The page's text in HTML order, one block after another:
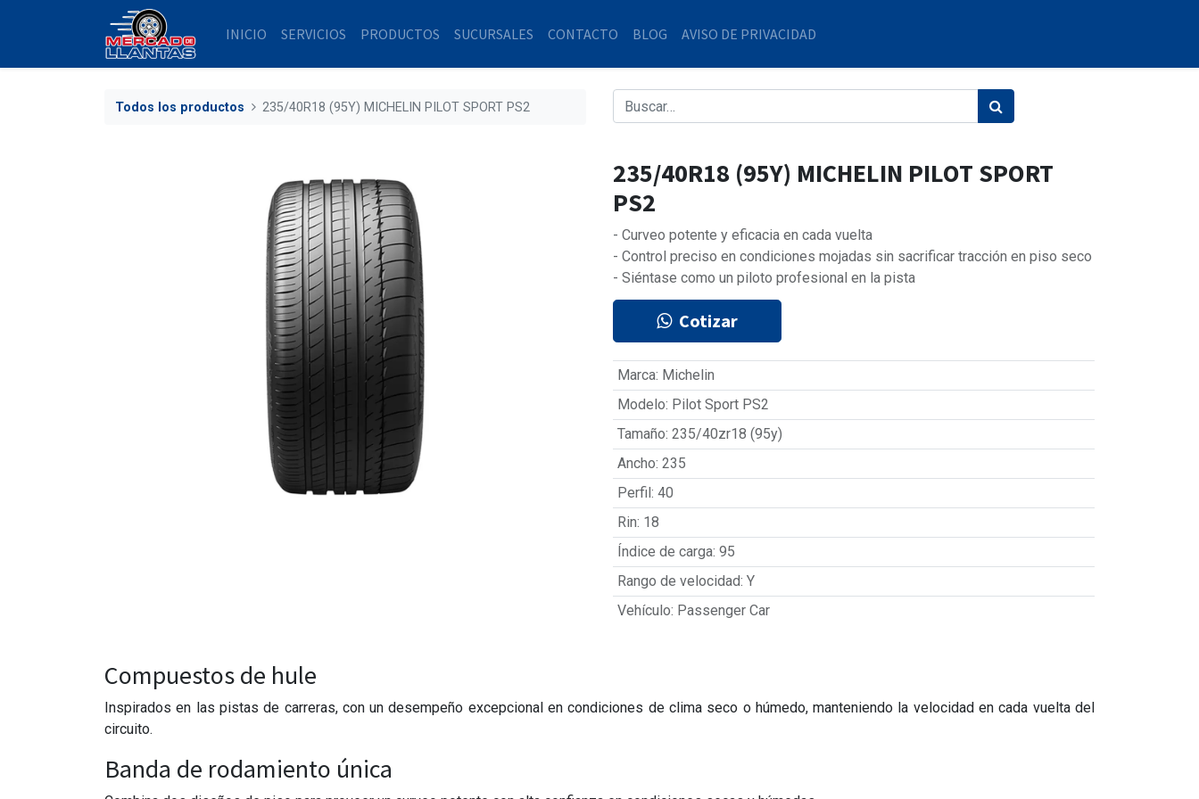
INICIO SERVICIOS PRODUCTOS SUCURSALES CONTACTO BLOG AVISO DE PRIVACIDAD
Todos los productos 235/40R18 (95Y) MICHELIN PILOT SPORT PS2
235/40R18 (95Y) MICHELIN PILOT SPORT
PS2
- Curveo potente y eficacia en cada vuelta
- Control preciso en condiciones mojadas sin sacrificar tracción en piso seco
- Siéntase como un piloto profesional en la pista
Cotizar
Marca: Michelin
Modelo: Pilot Sport PS2
Tamaño: 235/40zr18 (95y)
Ancho: 235
Perfil: 40
Rin: 18
Índice de carga: 95
Rango de velocidad: Y
Vehículo: Passenger Car
Compuestos de hule
Inspirados en las pistas de carreras, con un desempeño excepcional en condiciones de clima seco o húmedo, manteniendo la velocidad en cada vuelta del
circuito.
Banda de rodamiento única